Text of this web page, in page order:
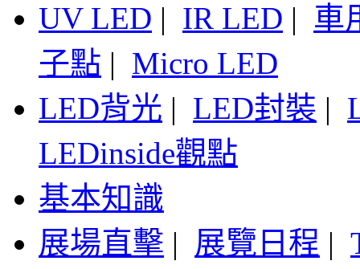
UV LED | IR LED | 車
子點 | Micro LED
LED背光 | LED封裝 |
LEDinside觀點
基本知識
展場直擊 | 展覽日程 |